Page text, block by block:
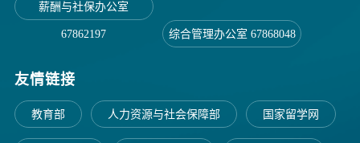
薪酬与社保办公室
67862197 综合管理办公室 67868048
友情链接
教育部 人力资源与社会保障部 国家留学网